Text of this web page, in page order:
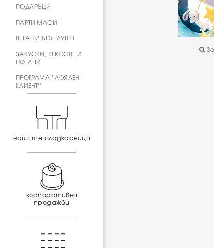
ПОДАРЪЦИ
ПАРТИ МАСИ
ВЕГАН И БЕЗ ГЛУТЕН
ЗАКУСКИ, КЕКСОВЕ И
ПОГАЧИ
ПРОГРАМА ''ЛОЯЛЕН
КЛИЕНТ''
нашите сладкарници
корпоративни
продажби